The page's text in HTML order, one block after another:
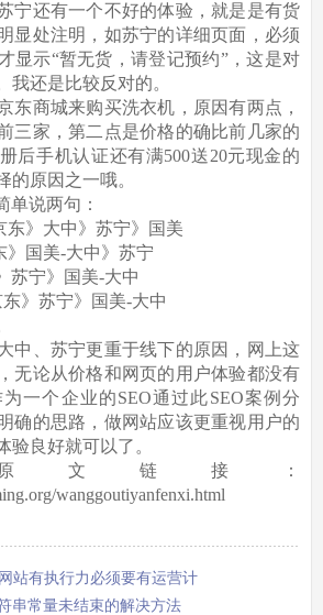
还有一个不好的体验，就是是有货
显处注明，如苏宁的详细页面，必须
显示“暂无货，请登记预约”，这是对
我还是比较反对的。
商城来购买洗衣机，原因有两点，
三家，第二点是价格的确比前几家的
后手机认证还有满500送20元现金的
的原因之一哦。
说两句：
》大中》苏宁》国美
国美-大中》苏宁
宁》国美-大中
》苏宁》国美-大中
、苏宁更重于线下的原因，网上这
无论从价格和网页的用户体验都没有
一个企业的SEO通过此SEO案例分
确的思路，做网站应该更重视用户的
验良好就可以了。
链接：
wanggoutiyanfenxi.html
站有执行力必须要有运营计
串常量未结束的解决方法